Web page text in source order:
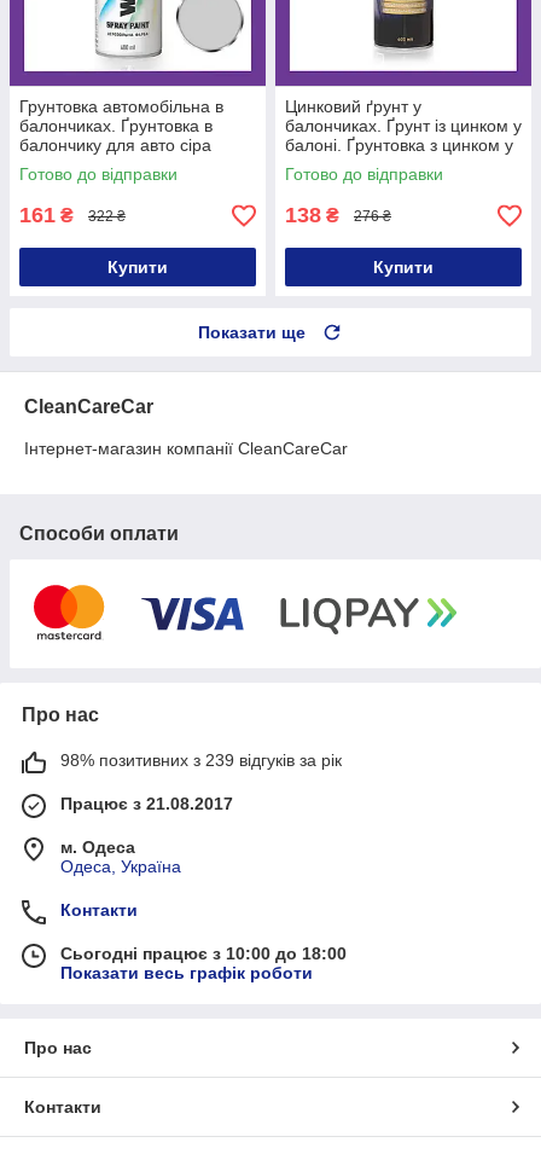
Грунтовка автомобільна в
балончиках. Ґрунтовка в
балончику для авто сіра
Готово до відправки
161 ₴ 322 ₴
Купити
Цинковий ґрунт у
балончиках. Ґрунт із цинком у
балоні. Ґрунтовка з цинком у
спреї 400 мл
Готово до відправки
138 ₴ 276 ₴
Купити
Показати ще
CleanCareCar
Інтернет-магазин компанії CleanCareCar
Способи оплати
Про нас
98% позитивних з 239 відгуків за рік
Працює з 21.08.2017
м. Одеса
Одеса, Україна
Контакти
Сьогодні працює з 10:00 до 18:00
Показати весь графік роботи
Про нас
Контакти